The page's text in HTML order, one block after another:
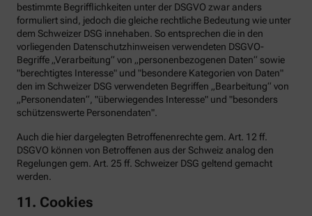
bestimmte Begrifflichkeiten unter der DSGVO zwar anders
formuliert sind, jedoch die gleiche rechtliche Bedeutung wie unter
dem Schweizer DSG innehaben. So entsprechen die in den
vorliegenden Datenschutzhinweisen verwendeten DSGVO-
Begriffe „Verarbeitung“ von „personenbezogenen Daten“ sowie
"berechtigtes Interesse" und "besondere Kategorien von Daten"
den im Schweizer DSG verwendeten Begriffen „Bearbeitung“ von
„Personendaten“, "überwiegendes Interesse" und "besonders
schützenswerte Personendaten".
Auch die hier dargelegten Betroffenenrechte gem. Art. 12 ff.
DSGVO können von Betroffenen aus der Schweiz analog den
Regelungen gem. Art. 25 ff. Schweizer DSG geltend gemacht
werden.
11. Cookies